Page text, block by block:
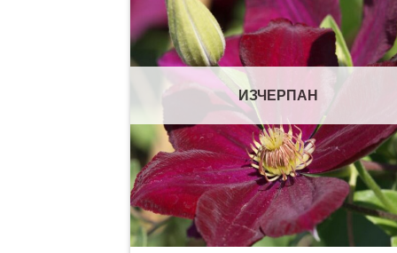
ИЗЧЕРПАН